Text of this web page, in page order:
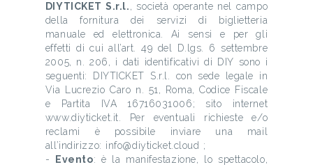
DIYTICKET S.r.l. , società operante nel campo
della fornitura dei servizi di biglietteria
manuale ed elettronica. Ai sensi e per gli
effetti di cui all’art. 49 del D.lgs. 6 settembre
2005, n. 206, i dati identificativi di DIY sono i
seguenti: DIYTICKET S.r.l. con sede legale in
Via Lucrezio Caro n. 51, Roma, Codice Fiscale
e Partita IVA 16716031006; sito internet
www.diyticket.it. Per eventuali richieste e/o
reclami è possibile inviare una mail
all’indirizzo: info@diyticket.cloud ;
-
Evento: è la manifestazione, lo spettacolo,